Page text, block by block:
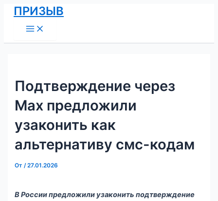
Перейти
содержимому
ПРИЗЫВ
Menu
Подтверждение через
Мах предложили
узаконить как
альтернативу смс-кодам
От/27.01.2026
В России предложили узаконить подтверждение
Навигация
по
записям